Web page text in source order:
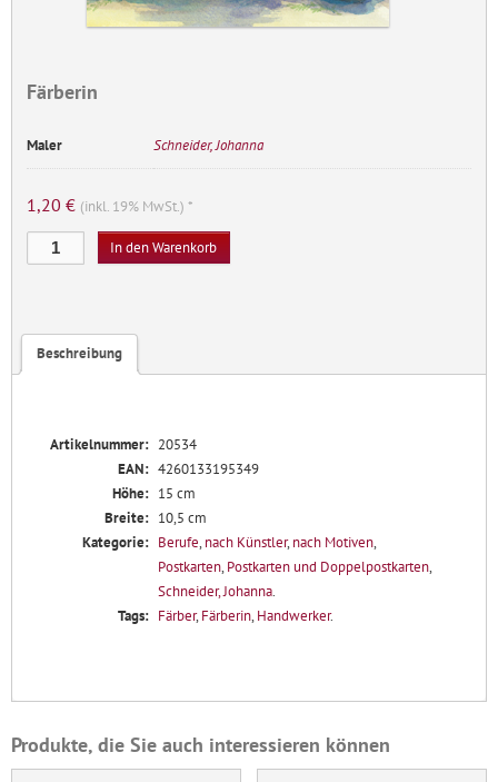
Färberin
Maler Schneider, Johanna
1,20 € (inkl. 19% MwSt.) *
Färberin
Menge
In den Warenkorb
Beschreibung
Artikelnummer: 20534
EAN: 4260133195349
Höhe: 15 cm
Breite: 10,5 cm
Kategorie: Berufe, nach Künstler, nach Motiven,
Postkarten, Postkarten und Doppelpostkarten,
Schneider, Johanna.
Tags: Färber, Färberin, Handwerker.
Produkte, die Sie auch interessieren können